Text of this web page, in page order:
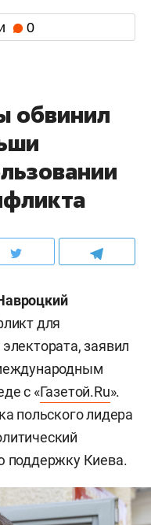
0
обвинил
для
заявил
с «Газетой.Ru».
польского лидера
поддержку Киева.